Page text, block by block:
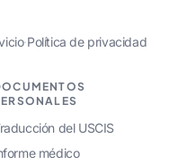
·Política de privacidad
del USCIS
médico